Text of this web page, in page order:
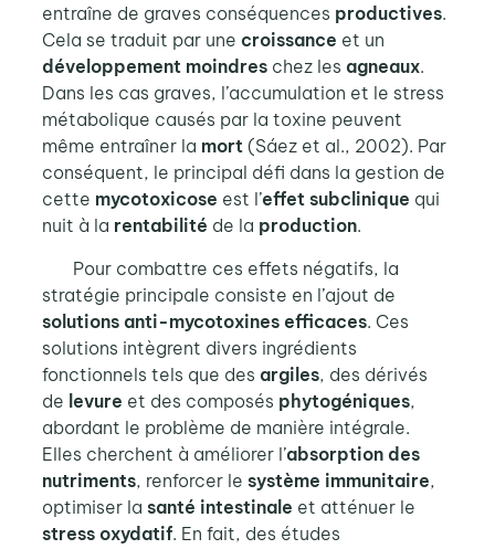
entraîne de graves conséquences productives.
Cela se traduit par une croissance et un
développement moindreschez les agneaux.
Dans les cas graves, l’accumulation et le stress
métabolique causés par la toxine peuvent
même entraîner la mort(Sáez et al., 2002). Par
conséquent, le principal défi dans la gestion de
cette mycotoxicose est l’effet subclinique qui
nuit à la rentabilité de la production.
Pour combattre ces effets négatifs, la
stratégie principale consiste en l’ajout de
solutions anti-mycotoxines efficaces. Ces
solutions intègrent divers ingrédients
fonctionnels tels que des argiles, des dérivés
de levure et des composés phytogéniques,
abordant le problème de manière intégrale.
Elles cherchent à améliorer l’absorption des
nutriments, renforcer le système immunitaire,
optimiser la santé intestinale et atténuer le
stress oxydatif. En fait, des études